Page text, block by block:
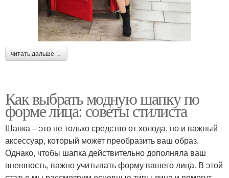
читать дальше →
Как выбрать модную шапку по
форме лица: советы стилиста
Шапка – это не только средство от холода, но и важный
аксессуар, который может преобразить ваш образ.
Однако, чтобы шапка действительно дополняла ваш
внешность, важно учитывать форму вашего лица. В этой